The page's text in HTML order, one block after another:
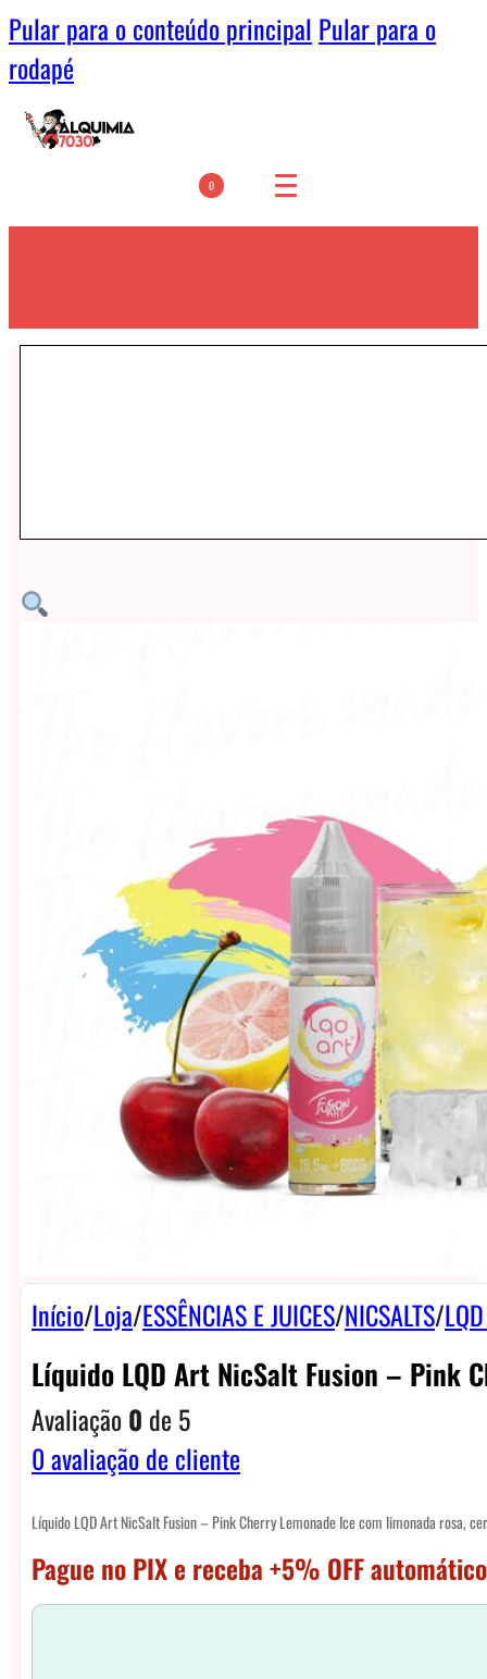
Pular para o conteúdo principal Pular para o
rodapé
0
Início/Loja/ESSÊNCIAS E JUICES/NICSALTS/
Líquido LQD Art NicSalt Fusion – Pink
Avaliação0 de 5
0avaliação de cliente
Líquido LQD Art NicSalt Fusion – Pink Cherry Lemonade Ice com limonada rosa,
Pague no PIX e receba +5% OFF